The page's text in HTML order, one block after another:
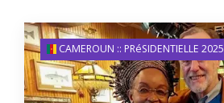
CAMEROUN :: PRéSIDENTIELLE 2025